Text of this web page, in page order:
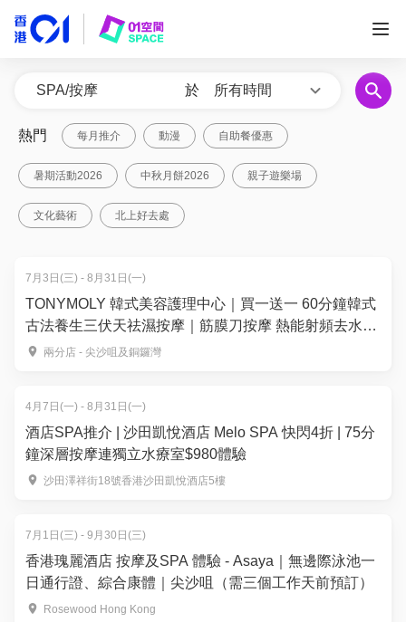
於 所有時間
熱門 每月推介 動漫 自助餐優惠
暑期活動2026 中秋月餅2026 親子遊樂場
文化藝術 北上好去處
7月3日(三) - 8月31日(一)
TONYMOLY 韓式美容護理中心｜買一送一 60分鐘韓式
古法養生三伏天祛濕按摩｜筋膜刀按摩 熱能射頻去水腫
古法養生護理 | TONYBLACK 銅鑼灣・尖沙咀
兩分店 - 尖沙咀及銅鑼灣
4月7日(一) - 8月31日(一)
酒店SPA推介 | 沙田凱悅酒店 Melo SPA 快閃4折 | 75分
鐘深層按摩連獨立水療室$980體驗
沙田澤祥街18號香港沙田凱悅酒店5樓
7月1日(三) - 9月30日(三)
香港瑰麗酒店 按摩及SPA 體驗 - Asaya｜無邊際泳池一
日通行證、綜合康體｜尖沙咀（需三個工作天前預訂）
Rosewood Hong Kong